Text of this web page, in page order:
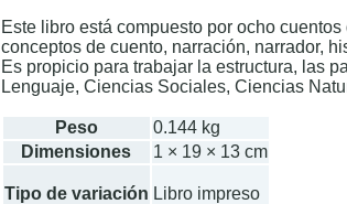
Este libro está compuesto por ocho
conceptos de cuento, narración, narrador,
Es propicio para trabajar la estructura, las
Lenguaje, Ciencias Sociales, Ciencias
Peso
0.144 kg
Dimensiones
1 × 19 × 13 cm
Tipo de variación Libro impreso